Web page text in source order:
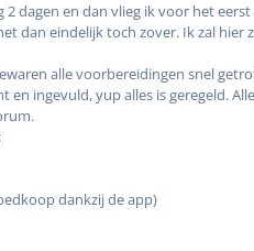
2 dagen en dan vlieg ik voor het
dan eindelijk toch zover. Ik zal
alle voorbereidingen snel
ingevuld, yup alles is geregeld.
dankzij de app)